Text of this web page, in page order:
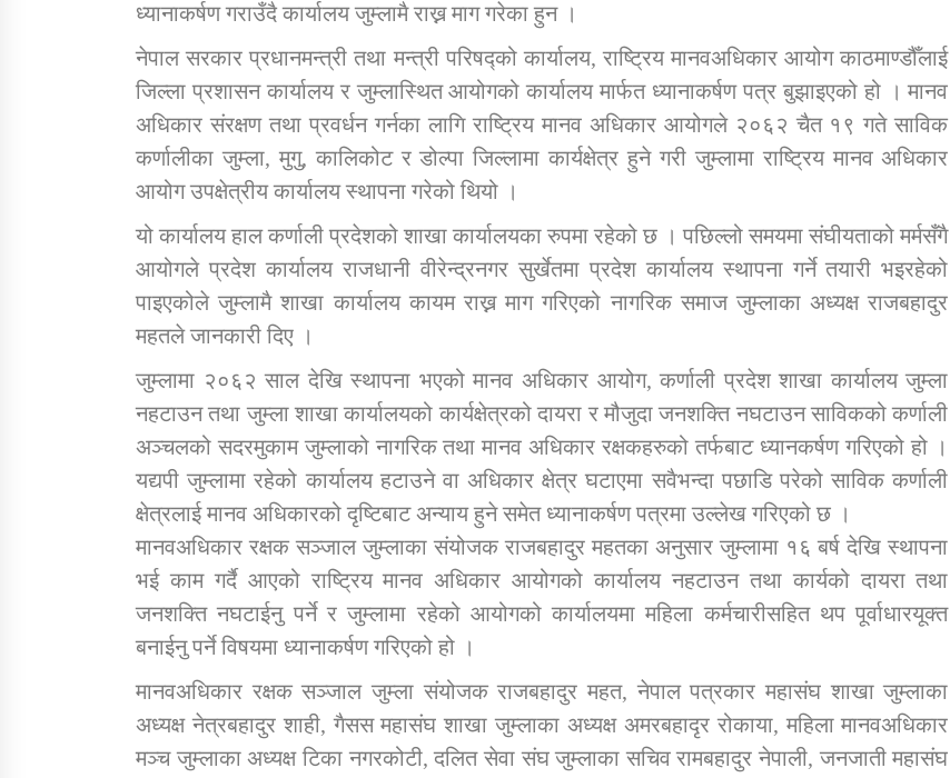
ध्यानाकर्षण गराउँदै कार्यालय जुम्लामै राख्न माग गरेका हुन ।
नेपाल सरकार प्रधानमन्त्री तथा मन्त्री परिषद्को कार्यालय, राष्ट्रिय मानवअधिकार आयोग काठमाण्डौँलाई
जिल्ला प्रशासन कार्यालय र जुम्लास्थित आयोगको कार्यालय मार्फत ध्यानाकर्षण पत्र बुझाइएको हो । मानव
अधिकार संरक्षण तथा प्रवर्धन गर्नका लागि राष्ट्रिय मानव अधिकार आयोगले २०६२ चैत १९ गते साविक
कर्णालीका जुम्ला, मुगु, कालिकोट र डोल्पा जिल्लामा कार्यक्षेत्र हुने गरी जुम्लामा राष्ट्रिय मानव अधिकार
आयोग उपक्षेत्रीय कार्यालय स्थापना गरेको थियो ।
यो कार्यालय हाल कर्णाली प्रदेशको शाखा कार्यालयका रुपमा रहेको छ । पछिल्लो समयमा संघीयताको मर्मसँगै
आयोगले प्रदेश कार्यालय राजधानी वीरेन्द्रनगर सुर्खेतमा प्रदेश कार्यालय स्थापना गर्ने तयारी भइरहेको
पाइएकोले जुम्लामै शाखा कार्यालय कायम राख्न माग गरिएको नागरिक समाज जुम्लाका अध्यक्ष राजबहादुर
महतले जानकारी दिए ।
जुम्लामा २०६२ साल देखि स्थापना भएको मानव अधिकार आयोग, कर्णाली प्रदेश शाखा कार्यालय जुम्ला
नहटाउन तथा जुम्ला शाखा कार्यालयको कार्यक्षेत्रको दायरा र मौजुदा जनशक्ति नघटाउन साविकको कर्णाली
अञ्चलको सदरमुकाम जुम्लाको नागरिक तथा मानव अधिकार रक्षकहरुको तर्फबाट ध्यानकर्षण गरिएको हो ।
यद्यपी जुम्लामा रहेको कार्यालय हटाउने वा अधिकार क्षेत्र घटाएमा सवैभन्दा पछाडि परेको साविक कर्णाली
क्षेत्रलाई मानव अधिकारको दृष्टिबाट अन्याय हुने समेत ध्यानाकर्षण पत्रमा उल्लेख गरिएको छ ।
मानवअधिकार रक्षक सञ्जाल जुम्लाका संयोजक राजबहादुर महतका अनुसार जुम्लामा १६ बर्ष देखि स्थापना
भई काम गर्दै आएको राष्ट्रिय मानव अधिकार आयोगको कार्यालय नहटाउन तथा कार्यको दायरा तथा
जनशक्ति नघटाईनु पर्ने र जुम्लामा रहेको आयोगको कार्यालयमा महिला कर्मचारीसहित थप पूर्वाधारयूक्त
बनाईनु पर्ने विषयमा ध्यानाकर्षण गरिएको हो ।
मानवअधिकार रक्षक सञ्जाल जुम्ला संयोजक राजबहादुर महत, नेपाल पत्रकार महासंघ शाखा जुम्लाका
अध्यक्ष नेत्रबहादुर शाही, गैसस महासंघ शाखा जुम्लाका अध्यक्ष अमरबहादृर रोकाया, महिला मानवअधिकार
मञ्च जुम्लाका अध्यक्ष टिका नगरकोटी, दलित सेवा संघ जुम्लाका सचिव रामबहादुर नेपाली, जनजाती महासंघ